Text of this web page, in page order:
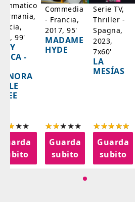
99'
-
subito
Commedia
- Francia,
2017, 95'
MADAME
HYDE
Guarda
subito
Serie TV,
Thriller -
Spagna,
2023,
7x60'
LA
MESÍAS
Guarda
subito